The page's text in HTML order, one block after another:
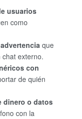
usuarios
como
que
externo.
con
de quién
dinero o datos
con la